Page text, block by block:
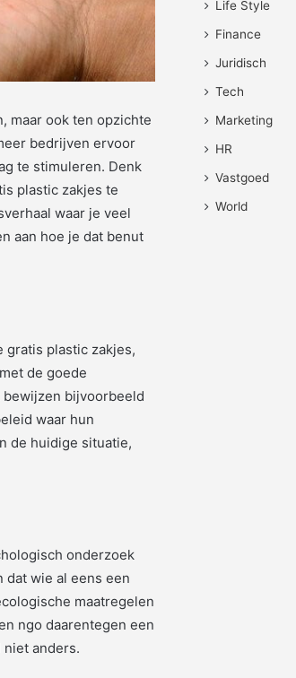
maar ook ten opzichte
bedrijven ervoor
te stimuleren. Denk
plastic zakjes te
waar je veel
aan hoe je dat benut
gratis plastic zakjes,
de goede
bewijzen bijvoorbeeld
waar hun
de huidige situatie,
onderzoek
dat wie al eens een
maatregelen
ngo daarentegen een
anders.
Life Style
Finance
Juridisch
Tech
Marketing
HR
Vastgoed
World